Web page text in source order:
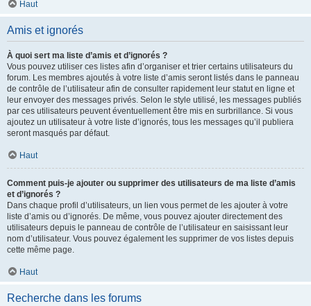
Haut
Amis et ignorés
À quoi sert ma liste d’amis et d’ignorés ?
Vous pouvez utiliser ces listes afin d’organiser et trier certains utilisateurs du
forum. Les membres ajoutés à votre liste d’amis seront listés dans le panneau
de contrôle de l’utilisateur afin de consulter rapidement leur statut en ligne et
leur envoyer des messages privés. Selon le style utilisé, les messages publiés
par ces utilisateurs peuvent éventuellement être mis en surbrillance. Si vous
ajoutez un utilisateur à votre liste d’ignorés, tous les messages qu’il publiera
seront masqués par défaut.
Haut
Comment puis-je ajouter ou supprimer des utilisateurs de ma liste d’amis
et d’ignorés ?
Dans chaque profil d’utilisateurs, un lien vous permet de les ajouter à votre
liste d’amis ou d’ignorés. De même, vous pouvez ajouter directement des
utilisateurs depuis le panneau de contrôle de l’utilisateur en saisissant leur
nom d’utilisateur. Vous pouvez également les supprimer de vos listes depuis
cette même page.
Haut
Recherche dans les forums